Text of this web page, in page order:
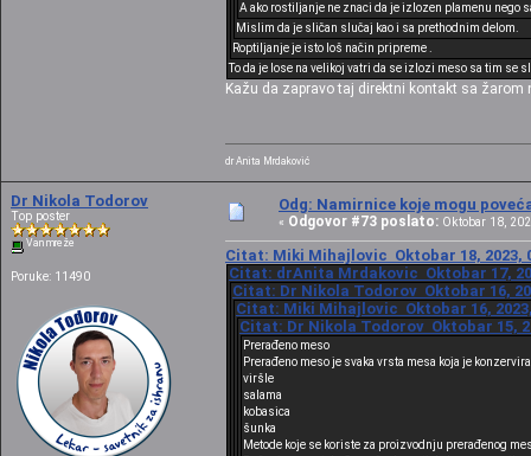
A ako rostiljanje ne znaci da je izlozen plamenu nego
Mislim da je sličan slučaj kao i sa prethodnim delom.
Roptiljanje je isto loš način pripreme .
To da je lose na velikoj vatri da se izlozi meso sa tim se
Kažu da zapravo taj direktni kontakt sa
dr Anita Mrdaković
Dr Nikola Todorov
Top poster
Van mreže
Poruke: 11490
Odg: Namirnice koje mogu
« Odgovor #73 poslato: Oktobar 18,
Citat: Miki Mihajlovic Oktobar 18, 2023,
Citat: drAnita Mrdakovic Oktobar 17,
Citat: Dr Nikola Todorov Oktobar 16,
Citat: Miki Mihajlovic Oktobar 16,
Citat: Dr Nikola Todorov Oktobar 15,
Prerađeno meso
Prerađeno meso je svaka vrsta mesa koja je
viršle
salama
kobasica
šunka
Metode koje se koriste za proizvodnju prerađenog